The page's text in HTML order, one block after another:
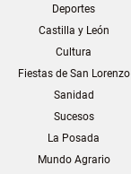
Deportes
Castilla y León
Cultura
Fiestas de San Lorenzo
Sanidad
Sucesos
La Posada
Mundo Agrario